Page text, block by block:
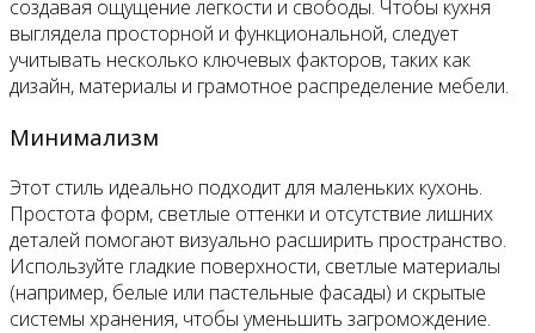
создавая ощущение легкости и свободы. Чтобы кухня
выглядела просторной и функциональной, следует
учитывать несколько ключевых факторов, таких как
дизайн, материалы и грамотное распределение мебели.
Минимализм
Этот стиль идеально подходит для маленьких кухонь.
Простота форм, светлые оттенки и отсутствие лишних
деталей помогают визуально расширить пространство.
Используйте гладкие поверхности, светлые материалы
(например, белые или пастельные фасады) и скрытые
системы хранения, чтобы уменьшить загромождение.